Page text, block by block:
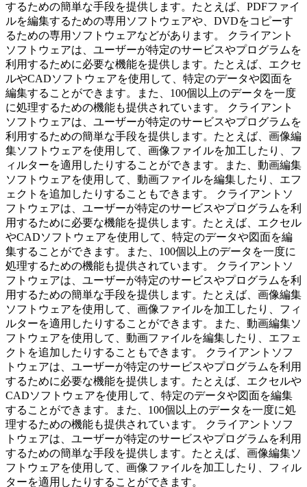
するための簡単な手段を提供します。たとえば、PDFファイ
ルを編集するための専用ソフトウェアや、DVDをコピーす
るための専用ソフトウェアなどがあります。 クライアント
ソフトウェアは、ユーザーが特定のサービスやプログラムを
利用するために必要な機能を提供します。たとえば、エクセ
ルやCADソフトウェアを使用して、特定のデータや図面を
編集することができます。また、100個以上のデータを一度
に処理するための機能も提供されています。 クライアント
ソフトウェアは、ユーザーが特定のサービスやプログラムを
利用するための簡単な手段を提供します。たとえば、画像編
集ソフトウェアを使用して、画像ファイルを加工したり、フ
ィルターを適用したりすることができます。また、動画編集
ソフトウェアを使用して、動画ファイルを編集したり、エフ
ェクトを追加したりすることもできます。 クライアントソ
フトウェアは、ユーザーが特定のサービスやプログラムを利
用するために必要な機能を提供します。たとえば、エクセル
やCADソフトウェアを使用して、特定のデータや図面を編
集することができます。また、100個以上のデータを一度に
処理するための機能も提供されています。 クライアントソ
フトウェアは、ユーザーが特定のサービスやプログラムを利
用するための簡単な手段を提供します。たとえば、画像編集
ソフトウェアを使用して、画像ファイルを加工したり、フィ
ルターを適用したりすることができます。また、動画編集ソ
フトウェアを使用して、動画ファイルを編集したり、エフェ
クトを追加したりすることもできます。 クライアントソフ
トウェアは、ユーザーが特定のサービスやプログラムを利用
するために必要な機能を提供します。たとえば、エクセルや
CADソフトウェアを使用して、特定のデータや図面を編集
することができます。また、100個以上のデータを一度に処
理するための機能も提供されています。 クライアントソフ
トウェアは、ユーザーが特定のサービスやプログラムを利用
するための簡単な手段を提供します。たとえば、画像編集ソ
フトウェアを使用して、画像ファイルを加工したり、フィル
ターを適用したりすることができます。